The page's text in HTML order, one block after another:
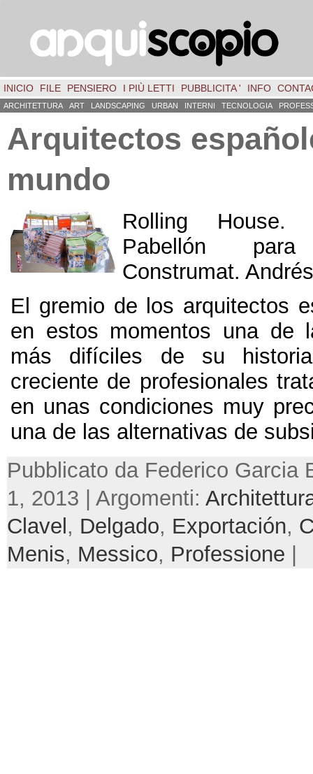
INICIO FILE PENSIERO I PIÙ LETTI PUBBLICITA ' INFO
ARCHITETTURA ART LANDSCAPING URBAN INTERNI TECNOLOGIA
Arquitectos
mundo
Rolling House
Pabellón
Construmat.
El gremio de los arquitectos
en estos momentos una de
más difíciles de su historia
creciente de profesionales
en unas condiciones muy
una de las alternativas de
Pubblicato da Federico Garcia
1, 2013 | Argomenti:
Clavel , Delgado, Exportación,
Menis, Messico, Professione